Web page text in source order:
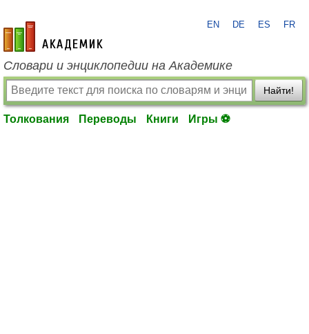
academic.ru
EN DE ES FR
Словари и энциклопедии на Академике
Найти!
Толкования Переводы Книги Игры ⚽